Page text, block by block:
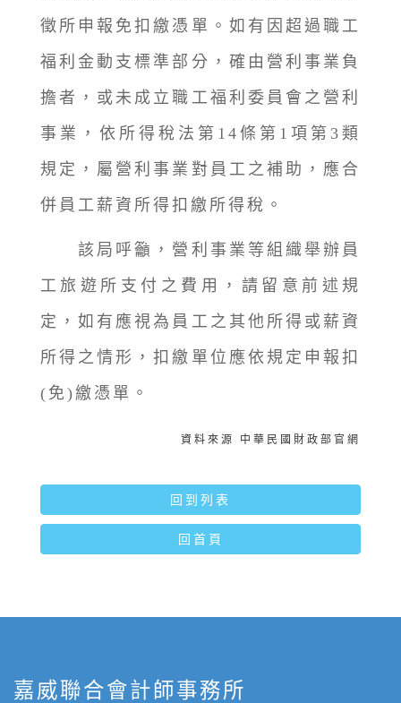
徵所申報免扣繳憑單。如有因超過職工
福利金動支標準部分，確由營利事業負
擔者，或未成立職工福利委員會之營利
事業，依所得稅法第14條第1項第3類
規定，屬營利事業對員工之補助，應合
併員工薪資所得扣繳所得稅。
該局呼籲，營利事業等組織舉辦員
工旅遊所支付之費用，請留意前述規
定，如有應視為員工之其他所得或薪資
所得之情形，扣繳單位應依規定申報扣
(免)繳憑單。
資料來源 中華民國財政部官網
回到列表
回首頁
嘉威聯合會計師事務所